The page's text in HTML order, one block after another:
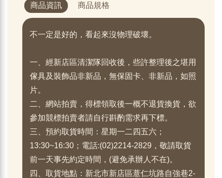
商品資訊 商品規格
不一定是好的，看起來沒物理破壞。
一、經新店區清潔隊回收後，些許整理後之堪用
傢具及裝飾品非新品，無保固卡、非新品，如照
片。
二、網站拍賣，得標領取後一概不退貨換貨，欲
參加競標拍賣者請自行斟酌需求再下標。
三、預約取貨時間：星期一二四五六；
13:30~16:30；電話:(02)2214-2829，敬請取貨
前一天事先約定時間，(避免承辦人不在)。
四、取貨地點：新北市新店區薏仁坑路自強巷2-